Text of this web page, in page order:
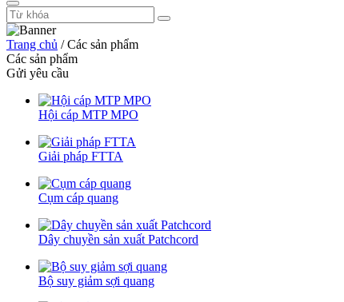
Trang chủ /Các sản phẩm
Các sản phẩm
Gửi yêu cầu
Hội cáp MTP MPO
Giải pháp FTTA
Cụm cáp quang
Dây chuyền sản xuất Patchcord
Bộ suy giảm sợi quang